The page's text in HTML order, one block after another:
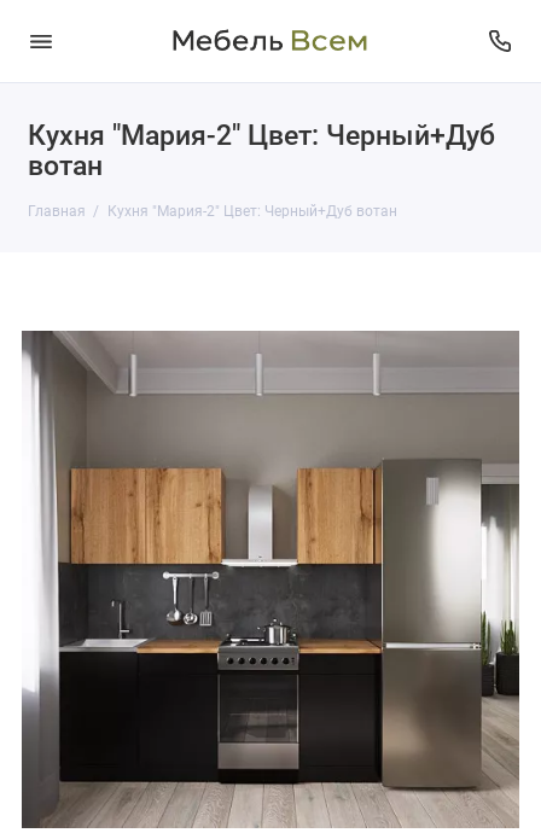
Кухня "Мария-2" Цвет: Черный+Дуб
вотан
Главная Кухня "Мария-2" Цвет: Черный+Дуб вотан